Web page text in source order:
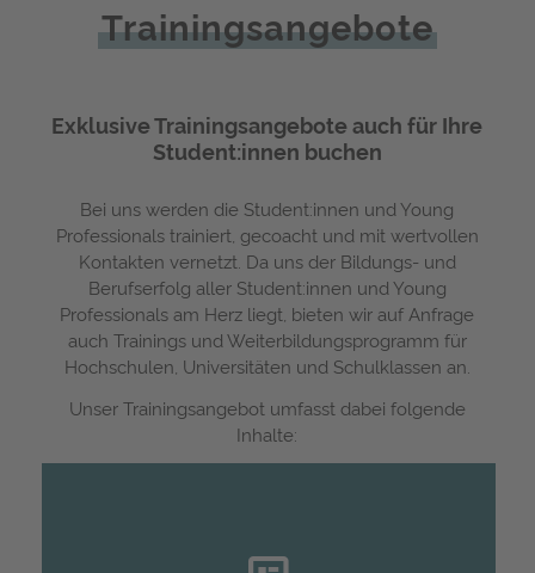
Trainingsangebote
Exklusive Trainingsangebote auch für Ihre
Student:innen buchen
Bei uns werden die Student:innen und Young
Professionals trainiert, gecoacht und mit wertvollen
Kontakten vernetzt. Da uns der Bildungs- und
Berufserfolg aller Student:innen und Young
Professionals am Herz liegt, bieten wir auf Anfrage
auch Trainings und Weiterbildungsprogramm für
Hochschulen, Universitäten und Schulklassen an.
Unser Trainingsangebot umfasst dabei folgende
Inhalte:
Professionelle Bewerbungsunterlagen